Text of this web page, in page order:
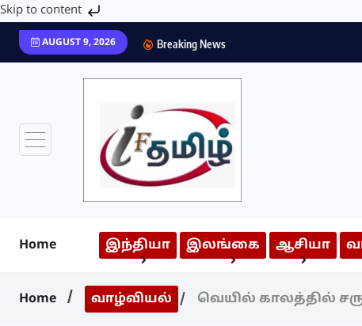
Skip to content
AUGUST 9, 2026 Breaking News
Home இந்தியா இலங்கை ஆசியா
Home வாழ்வியல் வெயில் காலத்தில்